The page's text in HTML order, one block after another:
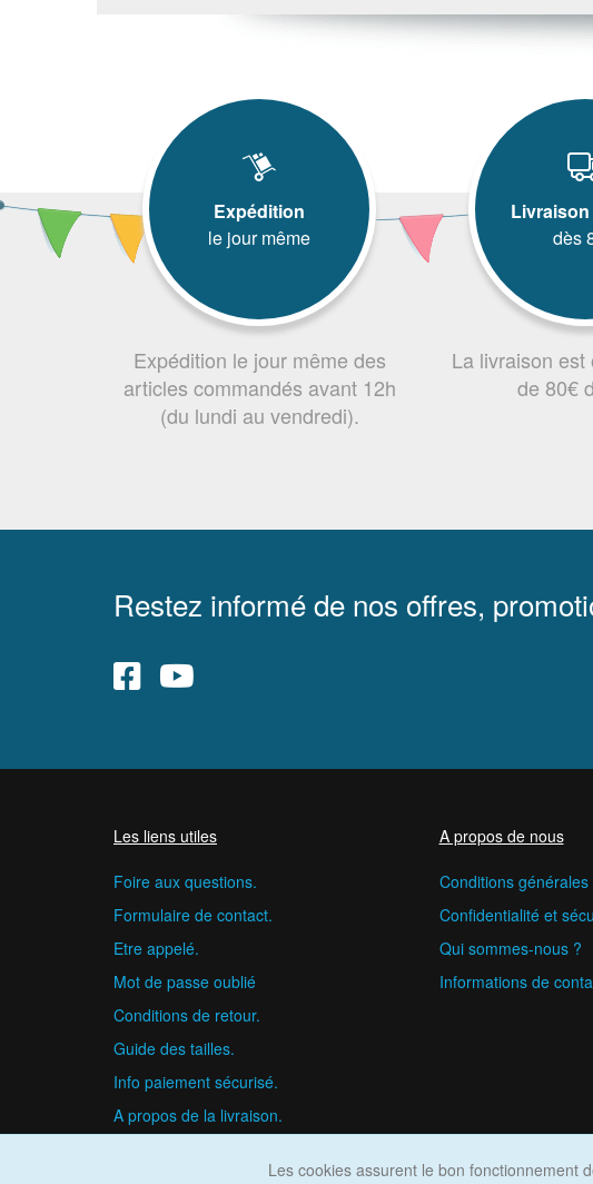
Expédition
le jour même
Expédition le jour même des
articles commandés avant 12h
(du lundi au vendredi).
dès
La livraison
de 80€
Restez informé de nos offres,
Les liens utiles
Foire aux questions.
Formulaire de contact.
Etre appelé.
Mot de passe oublié
Conditions de retour.
Guide des tailles.
Info paiement sécurisé.
A propos de la livraison.
A propos de nous
Conditions
Confidentialité et
Qui sommes-nous ?
Informations de
Les cookies assurent le bon fonctionnement